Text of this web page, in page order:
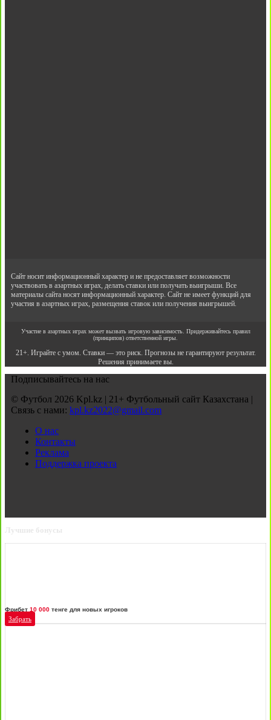
Сайт носит информационный характер и не предоставляет возможности
участвовать в азартных играх, делать ставки или получать выигрыши. Все
материалы сайта носят информационный характер. Сайт не имеет функций для
участия в азартных играх, размещения ставок или получения выигрышей.
Участие в азартных играх может вызвать игровую зависимость. Придерживайтесь правил
(принципов) ответственной игры.
21+. Играйте с умом. Ставки — это риск. Прогнозы не гарантируют результат.
Решения принимаете вы.
Подписывайтесь на нас
© Футбол 2026 Kpl.kz | 21+ Футбольный сайт Казахстана |
Связь с нами: kpl.kz2022@gmail.com
О нас
Контакты
Реклама
Поддержка проекта
Лучшие бонусы
Фрибет 10 000 тенге для новых игроков
Забрать